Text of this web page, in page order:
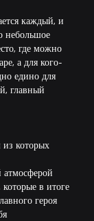
каждый, и
небольшое
где можно
а для кого-
едино для
главный
которых
в итоге
героя